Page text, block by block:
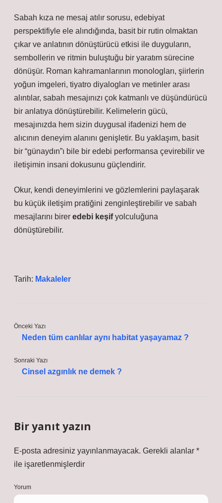
Sabah kıza ne mesaj atılır sorusu, edebiyat
perspektifiyle ele alındığında, basit bir rutin olmaktan
çıkar ve anlatının dönüştürücü etkisi ile duyguların,
sembollerin ve ritmin buluştuğu bir yaratım sürecine
dönüşür. Roman kahramanlarının monologları, şiirlerin
yoğun imgeleri, tiyatro diyalogları ve metinler arası
alıntılar, sabah mesajınızı çok katmanlı ve düşündürücü
bir anlatıya dönüştürebilir. Kelimelerin gücü,
mesajınızda hem sizin duygusal ifadenizi hem de
alıcının deneyim alanını genişletir. Bu yaklaşım, basit
bir “günaydın”ı bile bir edebi performansa çevirebilir ve
iletişimin insani dokusunu güçlendirir.
Okur, kendi deneyimlerini ve gözlemlerini paylaşarak
bu küçük iletişim pratiğini zenginleştirebilir ve sabah
mesajlarını birer edebi keşifyolculuğuna
dönüştürebilir.
Tarih: Makaleler
Önceki Yazı
Neden tüm canlılar aynı habitat yaşayamaz ?
Sonraki Yazı
Cinsel azgınlık ne demek ?
Bir yanıt yazın
E-posta adresiniz yayınlanmayacak. Gerekli alanlar *
ile işaretlenmişlerdir
Yorum